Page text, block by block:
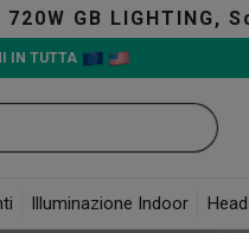
720W GB LIGHTING,
IN TUTTA
Illuminazione Indoor